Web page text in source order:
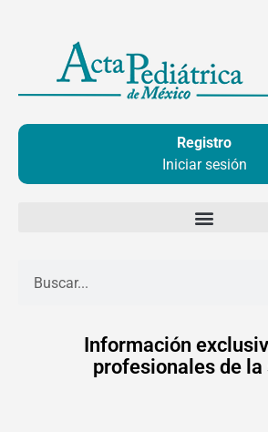
contenido
Registro
Iniciar sesión
Información
profesionales de la